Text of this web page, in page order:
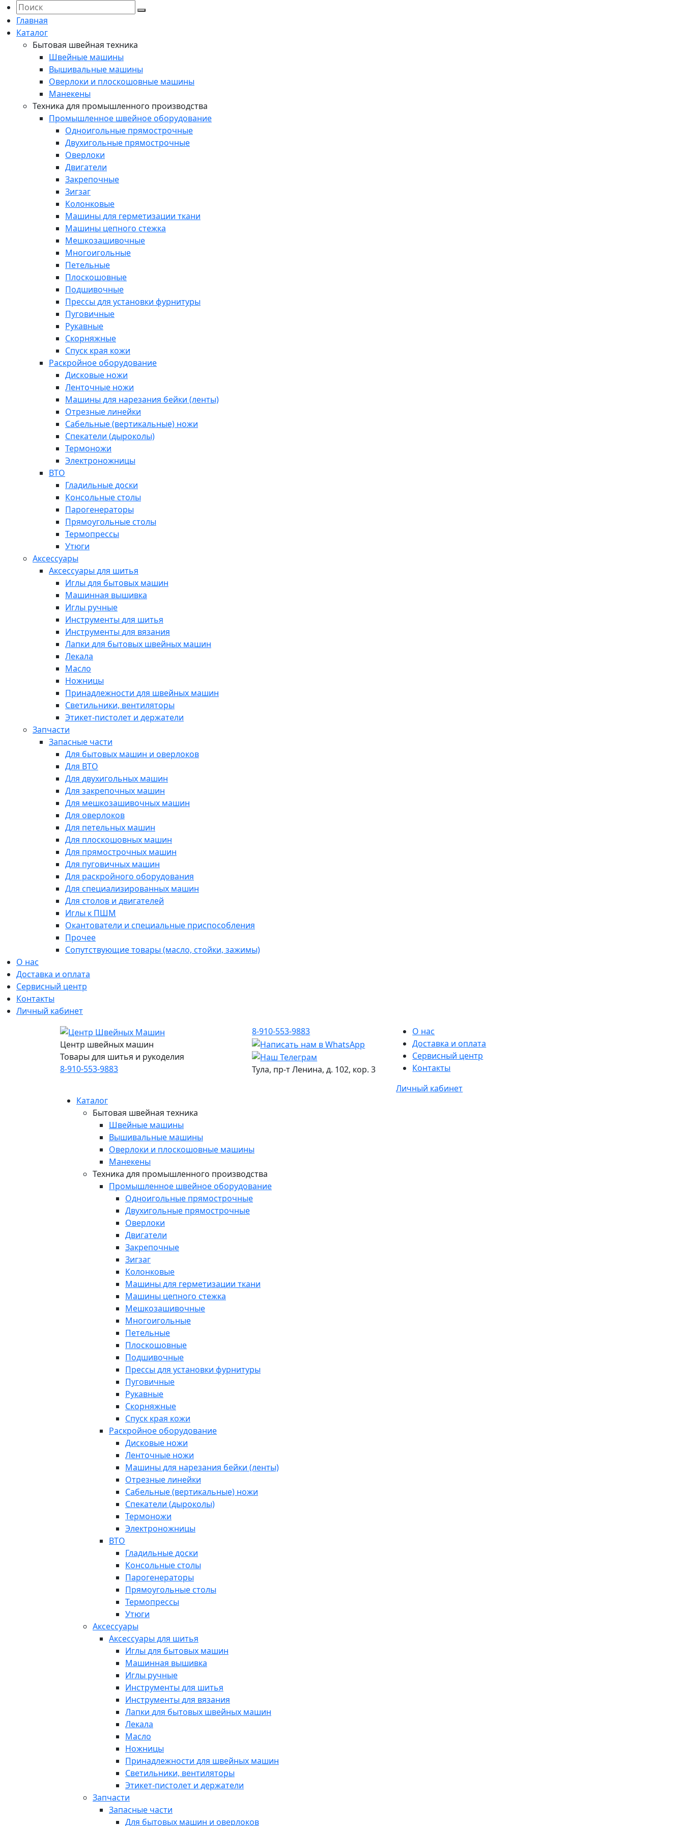
Главная
Каталог
Бытовая швейная техника
Швейные машины
Вышивальные машины
Оверлоки и плоскошовные машины
Манекены
Техника для промышленного производства
Промышленное швейное оборудование
Одноигольные прямострочные
Двухигольные прямострочные
Оверлоки
Двигатели
Закрепочные
Зигзаг
Колонковые
Машины для герметизации ткани
Машины цепного стежка
Мешкозашивочные
Многоигольные
Петельные
Плоскошовные
Подшивочные
Прессы для установки фурнитуры
Пуговичные
Рукавные
Скорняжные
Спуск края кожи
Раскройное оборудование
Дисковые ножи
Ленточные ножи
Машины для нарезания бейки (ленты)
Отрезные линейки
Сабельные (вертикальные) ножи
Спекатели (дыроколы)
Термоножи
Электроножницы
ВТО
Гладильные доски
Консольные столы
Парогенераторы
Прямоугольные столы
Термопрессы
Утюги
Аксессуары
Аксессуары для шитья
Иглы для бытовых машин
Машинная вышивка
Иглы ручные
Инструменты для шитья
Инструменты для вязания
Лапки для бытовых швейных машин
Лекала
Масло
Ножницы
Принадлежности для швейных машин
Светильники, вентиляторы
Этикет-пистолет и держатели
Запчасти
Запасные части
Для бытовых машин и оверлоков
Для ВТО
Для двухигольных машин
Для закрепочных машин
Для мешкозашивочных машин
Для оверлоков
Для петельных машин
Для плоскошовных машин
Для прямострочных машин
Для пуговичных машин
Для раскройного оборудования
Для специализированных машин
Для столов и двигателей
Иглы к ПШМ
Окантователи и специальные приспособления
Прочее
Сопутствующие товары (масло, стойки, зажимы)
О нас
Доставка и оплата
Сервисный центр
Контакты
Личный кабинет
Центр швейных машин
Товары для шитья и рукоделия
8-910-553-9883
8-910-553-9883
Тула, пр-т Ленина, д. 102, кор. 3
О нас
Доставка и оплата
Сервисный центр
Контакты
Личный кабинет
Каталог
Бытовая швейная техника
Швейные машины
Вышивальные машины
Оверлоки и плоскошовные машины
Манекены
Техника для промышленного производства
Промышленное швейное оборудование
Одноигольные прямострочные
Двухигольные прямострочные
Оверлоки
Двигатели
Закрепочные
Зигзаг
Колонковые
Машины для герметизации ткани
Машины цепного стежка
Мешкозашивочные
Многоигольные
Петельные
Плоскошовные
Подшивочные
Прессы для установки фурнитуры
Пуговичные
Рукавные
Скорняжные
Спуск края кожи
Раскройное оборудование
Дисковые ножи
Ленточные ножи
Машины для нарезания бейки (ленты)
Отрезные линейки
Сабельные (вертикальные) ножи
Спекатели (дыроколы)
Термоножи
Электроножницы
ВТО
Гладильные доски
Консольные столы
Парогенераторы
Прямоугольные столы
Термопрессы
Утюги
Аксессуары
Аксессуары для шитья
Иглы для бытовых машин
Машинная вышивка
Иглы ручные
Инструменты для шитья
Инструменты для вязания
Лапки для бытовых швейных машин
Лекала
Масло
Ножницы
Принадлежности для швейных машин
Светильники, вентиляторы
Этикет-пистолет и держатели
Запчасти
Запасные части
Для бытовых машин и оверлоков